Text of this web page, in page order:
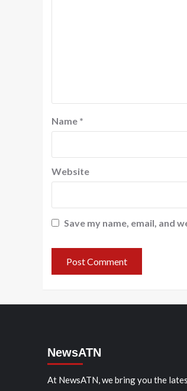
Name *
Website
Save my name, email, and
NewsATN
At NewsATN, we bring you the